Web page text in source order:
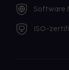
Software
ISO-